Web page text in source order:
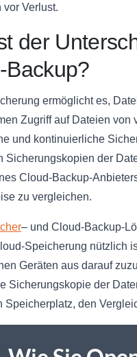
vor Verlust.
der
Backup?
ermöglicht es,
Zugriff auf Dateien
und kontinuierliche
Sicherungskopien der
Cloud-Backup-
zu vergleichen.
– und Cloud-Backup-
Speicherung nützlich
Geräten aus darauf
Sicherungskopie der
Speicherplatz, den